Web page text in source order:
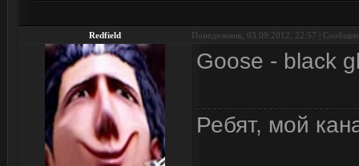
Redfield Понедельник, 03.09.2012, 22:57 |
Goose - black
Ребят, мой